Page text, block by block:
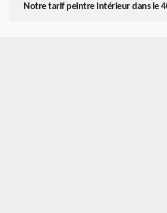
Notre tarif peintre intérieur dans le